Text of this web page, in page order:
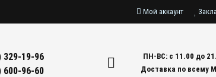
Мой аккаунт
329-19-96
600-96-60
ПН-ВС: с 11.00 до
Доставка по всему